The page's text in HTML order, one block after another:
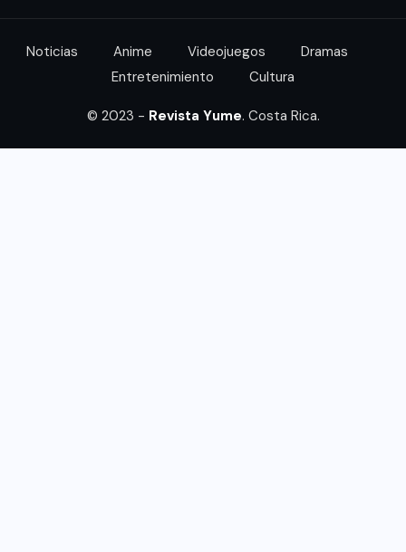
Noticias Anime Videojuegos
Dramas
Entretenimiento
Cultura
© 2023 - Revista Yume. Costa Rica.